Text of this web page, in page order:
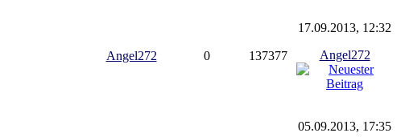
Angel272 0 137377
17.09.2013, 12:32
Angel272
05.09.2013, 17:35